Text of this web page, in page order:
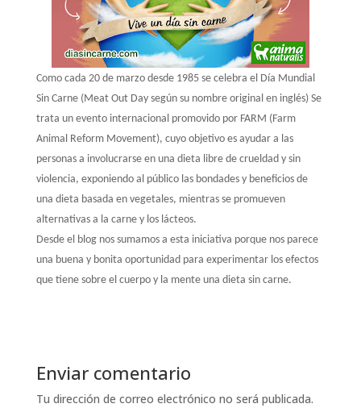
Como cada 20 de marzo desde 1985 se celebra el Día Mundial
Sin Carne (Meat Out Day según su nombre original en inglés) Se
trata un evento internacional promovido por FARM (Farm
Animal Reform Movement), cuyo objetivo es ayudar a las
personas a involucrarse en una dieta libre de crueldad y sin
violencia, exponiendo al público las bondades y beneficios de
una dieta basada en vegetales, mientras se promueven
alternativas a la carne y los lácteos.
Desde el blog nos sumamos a esta iniciativa porque nos parece
una buena y bonita oportunidad para experimentar los efectos
que tiene sobre el cuerpo y la mente una dieta sin carne.
Enviar comentario
Tu dirección de correo electrónico no será publicada.